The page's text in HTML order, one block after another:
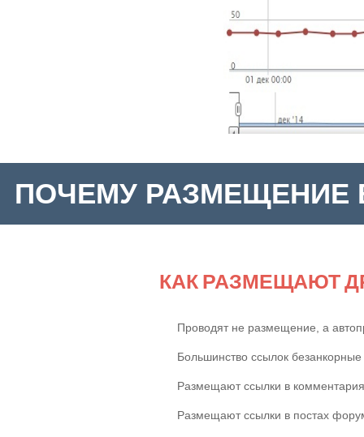
ПОЧЕМУ РАЗМЕЩЕНИЕ
КАК РАЗМЕЩАЮТ
Проводят не размещение, а
Большинство ссылок безанкорные
Размещают ссылки в
Размещают ссылки в постах